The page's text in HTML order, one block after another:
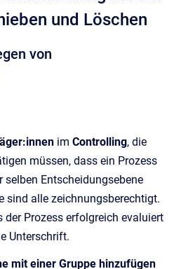
und Löschen
von
im Controlling, die
müssen, dass ein Prozess
Entscheidungsebene
sind alle zeichnungsberechtigt.
Prozess erfolgreich evaluiert
Unterschrift.
mit einer Gruppe hinzufügen